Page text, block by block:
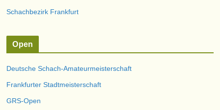
Schachbezirk Frankfurt
Open
Deutsche Schach-Amateurmeisterschaft
Frankfurter Stadtmeisterschaft
GRS-Open